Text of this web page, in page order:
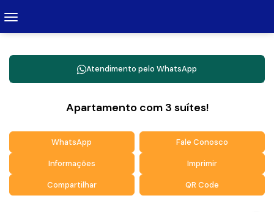
Atendimento pelo WhatsApp
Apartamento com 3 suítes!
WhatsApp Fale Conosco
Informações Imprimir
Compartilhar QR Code